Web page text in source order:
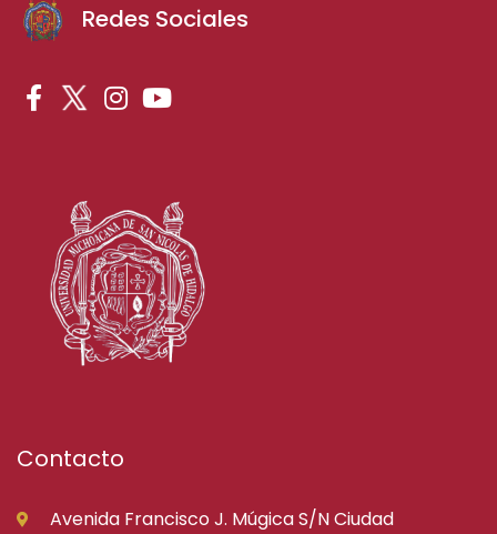
Redes Sociales
Contacto
Avenida Francisco J. Múgica S/N Ciudad